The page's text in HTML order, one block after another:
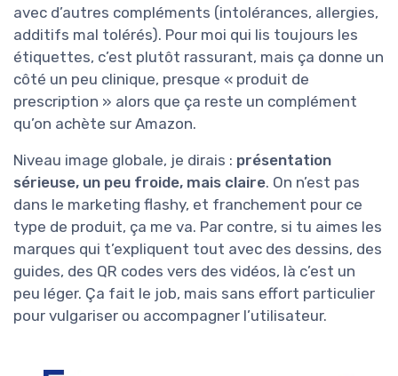
avec d’autres compléments (intolérances, allergies,
additifs mal tolérés). Pour moi qui lis toujours les
étiquettes, c’est plutôt rassurant, mais ça donne un
côté un peu clinique, presque « produit de
prescription » alors que ça reste un complément
qu’on achète sur Amazon.
Niveau image globale, je dirais : présentation
sérieuse, un peu froide, mais claire. On n’est pas
dans le marketing flashy, et franchement pour ce
type de produit, ça me va. Par contre, si tu aimes les
marques qui t’expliquent tout avec des dessins, des
guides, des QR codes vers des vidéos, là c’est un
peu léger. Ça fait le job, mais sans effort particulier
pour vulgariser ou accompagner l’utilisateur.